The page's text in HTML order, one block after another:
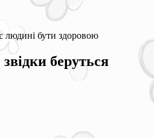
людині бути здоровою
беруться